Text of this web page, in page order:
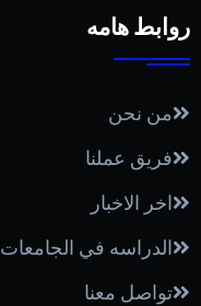
روابط هامه
من نحن
فريق عملنا
اخر الاخبار
الدراسه في الجامعات
تواصل معنا